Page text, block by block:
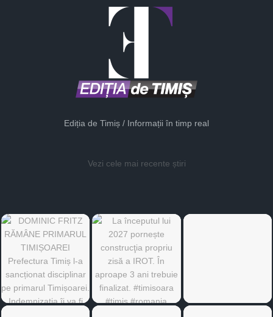
Ediția de Timiș / Informații în timp real
Vezi cele mai recente știri